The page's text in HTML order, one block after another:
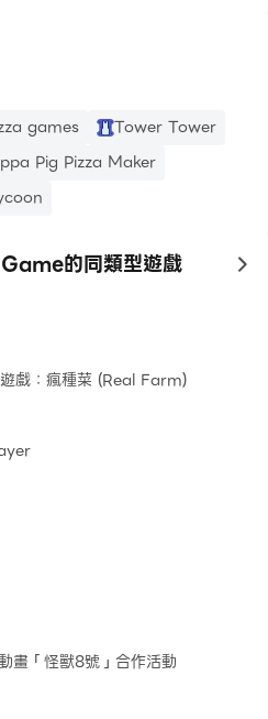
games
Tower Tower
Pig Pizza Maker
的同類型遊戲 to
戲：瘋種菜 (Real Farm)
畫「怪獸8號」合作活動